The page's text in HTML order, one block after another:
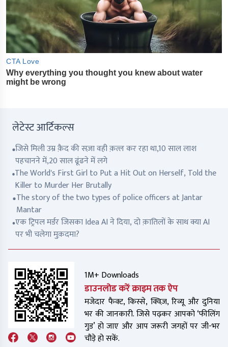
लेटेस्ट आर्टिकल्स
जिसे मिली उम्र क़ैद की सज़ा वही क़त्ल कर रहा था,10 साल लाश
पहचानने में,20 साल ढूंढने में लगे
The World's First Girl to Put a Hit Out on Herself, Told the
Killer to Murder Her Brutally
The story of the two types of police officers at Jantar
Mantar
एक ट्रिपल मर्डर जिसका Idea AI ने दिया, दो क़ातिलों के साथ क्या AI
पर भी चलेगा मुक़दमा?
1M+ Downloads
डाउनलोड करें क्राइम तक ऐप
मजेदार फैक्ट, किस्से, क्विज़, रिव्यू और दुनिया
भर की जानकारी. जिसे पढ़कर आपको ‘फीलिंग
गुड’ हो जाए और आप जरूरी जगहों पर जी-भर
चौड़े हो सकें.